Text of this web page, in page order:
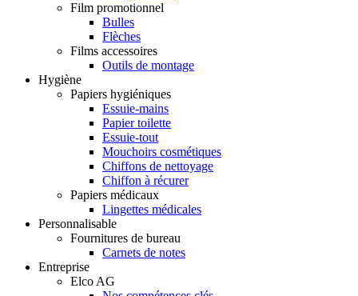
Film promotionnel
Bulles
Flèches
Films accessoires
Outils de montage
Hygiène
Papiers hygiéniques
Essuie-mains
Papier toilette
Essuie-tout
Mouchoirs cosmétiques
Chiffons de nettoyage
Chiffon à récurer
Papiers médicaux
Lingettes médicales
Personnalisable
Fournitures de bureau
Carnets de notes
Entreprise
Elco AG